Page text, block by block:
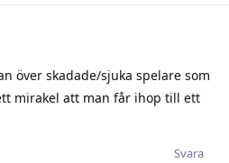
över skadade/sjuka spelare som
mirakel att man får ihop till ett
Svara